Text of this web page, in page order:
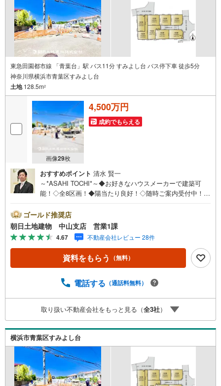
東急田園都市線 「青葉台」駅 バス11分 すみよし台 バス停下車 徒歩5分
神奈川県横浜市青葉区すみよし台
土地128.5m2
画像29枚
4,500万円
成約でもらえる
おすすめポイント 清水 賢一
～*ASAHI TOCHI*～◆お好きなハウスメーカーで建築可
能！◇全8区画！◆陽当たり良好！◇随時ご案内受付中！◆
とりつぎ * * * *おかげさまで42周年を迎えることができま
した♪ご成約件数7万件達成!!☆当日のご見学も対応可能で
す！☆JR横浜線「中山」駅徒歩1分！☆ご予約は『朝日土
地建物中山店』まで！朝日土地建物グループは地域密着を
合言葉に全13店舗でその地域No.1を目指しております。広
告掲載していない物件も多数ございます。色々廻ったけど
替えってどうするの・・？etc.まずは何でもお気軽にご相
す！お問い合わせをお待ちしております!!
ゴールド推奨店
朝日土地建物 中山支店 営業1課
4.67 不動産会社レビュー 28件
資料をもらう （無料）
電話する （通話料無料）
取り扱い不動産会社をもっと見る（全3社）
横浜市青葉区すみよし台